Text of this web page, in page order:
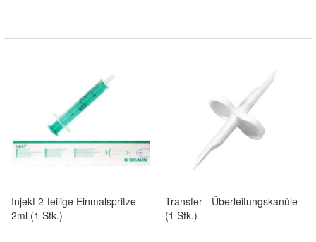
Injekt 2-teilige Einmalspritze
2ml (1 Stk.)
Transfer - Überleitungskanüle
(1 Stk.)